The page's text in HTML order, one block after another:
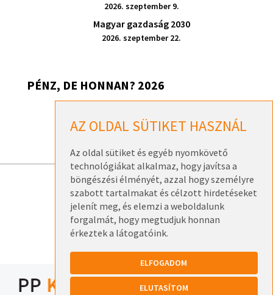
AZ OLDAL SÜTIKET HASZNÁL
Az oldal sütiket és egyéb nyomkövető
technológiákat alkalmaz, hogy javítsa a
böngészési élményét, azzal hogy személyre
szabott tartalmakat és célzott hirdetéseket
jelenít meg, és elemzi a weboldalunk
forgalmát, hogy megtudjuk honnan
érkeztek a látogatóink.
ELFOGADOM
ELUTASÍTOM
2026. szeptember 9.
Magyar gazdaság 2030
2026. szeptember 22.
PÉNZ, DE HONNAN? 2026
2026. szeptember 17.
ELÉRHETŐSÉGEK
ADATKEZELÉSI TÁJÉKOZTATÓK